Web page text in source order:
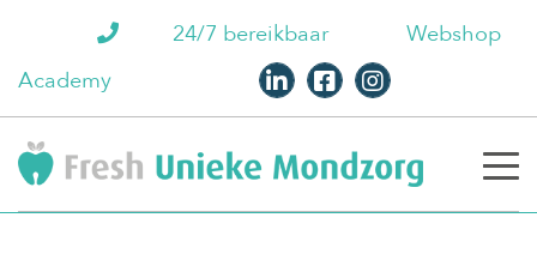
24/7 bereikbaar
Webshop
Academy